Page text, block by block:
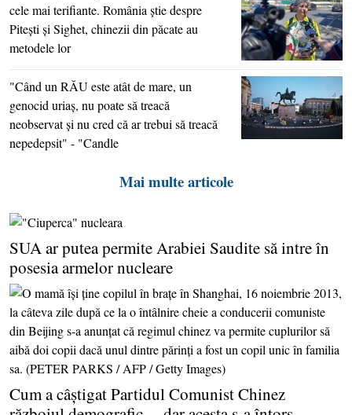
cele mai terifiante. România ştie despre
Piteşti şi Sighet, chinezii din păcate au
metodele lor
"Când un RĂU este atât de mare, un
genocid uriaş, nu poate să treacă
neobservat şi nu cred că ar trebui să treacă
nepedepsit" - "Candle
Mai multe articole
SUA ar putea permite Arabiei Saudite să intre în
posesia armelor nucleare
Cum a câştigat Partidul Comunist Chinez